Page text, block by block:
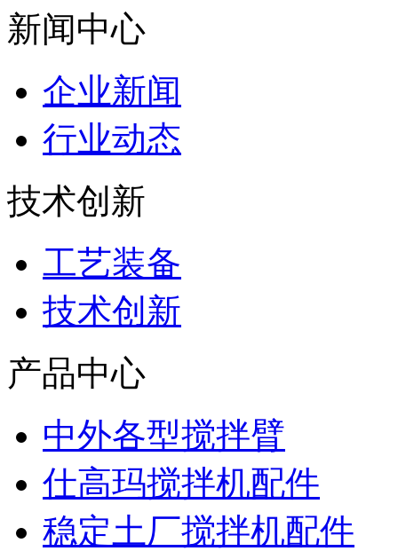
新闻中心
企业新闻
行业动态
技术创新
工艺装备
技术创新
产品中心
中外各型搅拌臂
仕高玛搅拌机配件
稳定土厂搅拌机配件